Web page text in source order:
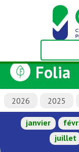
Folia
2026 2025
janvier
juillet